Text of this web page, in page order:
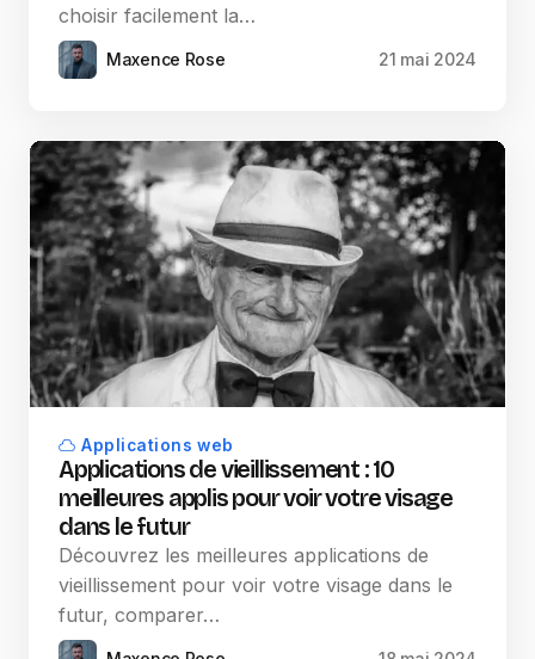
choisir facilement la…
Maxence Rose 21 mai 2024
Applications web
Applications de vieillissement : 10
meilleures applis pour voir votre visage
dans le futur
Découvrez les meilleures applications de
vieillissement pour voir votre visage dans le
futur, comparer…